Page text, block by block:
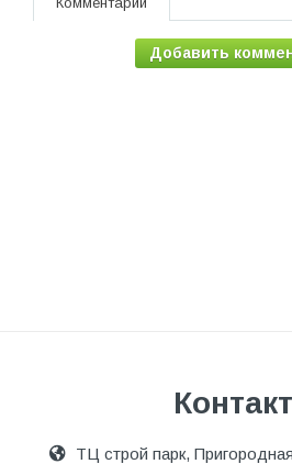
Добавить
ТЦ строй парк,